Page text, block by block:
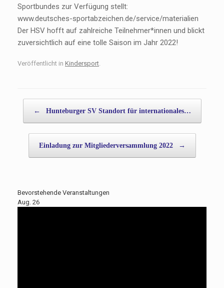
Sportbundes zur Verfügung stellt:
www.deutsches-sportabzeichen.de/service/materialien
Der HSV hofft auf zahlreiche Teilnehmer*innen und blickt
zuversichtlich auf eine tolle Saison im Jahr 2022!
Veröffentlicht in Kindersport
←
Hunteburger SV Standort für internationales…
Einladung zur Mitgliederversammlung 2022 →
Bevorstehende Veranstaltungen
Aug. 26